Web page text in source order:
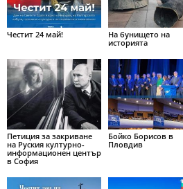
Честит 24 май!
На бунището на
историята
Петиция за закриване
на Руския културно-
информационен център
в София
Бойко Борисов в
Пловдив